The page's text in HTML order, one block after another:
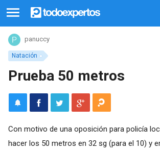
Natación
panuccy
Prueba 50 metros
Con motivo de una oposición para policía
hacer los 50 metros en 32 sg (para el 10) y